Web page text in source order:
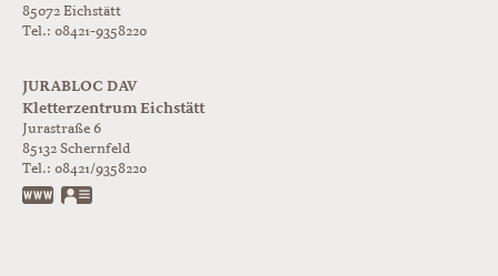
85072 Eichstätt
Tel.: 08421-9358220
JURABLOC DAV
Kletterzentrum Eichstätt
Jurastraße 6
85132 Schernfeld
Tel.: 08421/9358220
www.jurabloc.de